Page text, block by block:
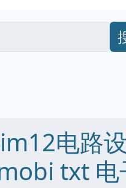
电路
txt 电